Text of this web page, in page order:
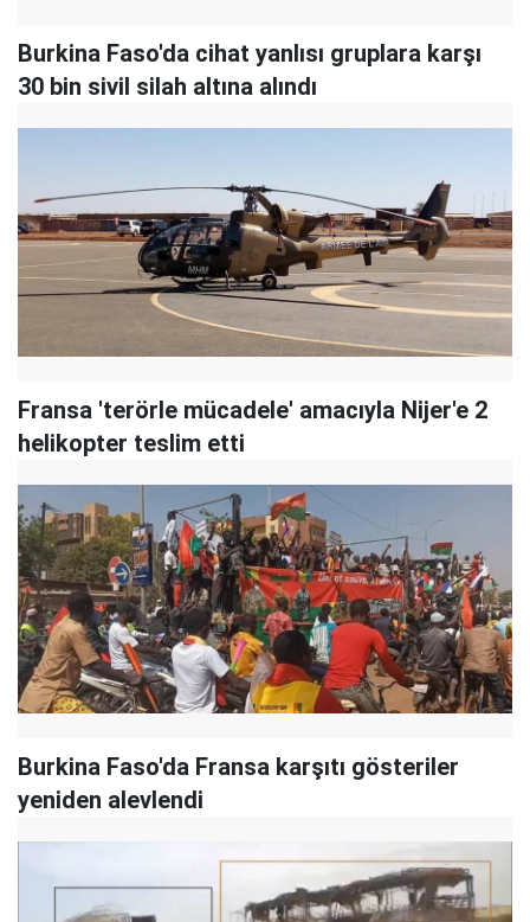
Burkina Faso'da cihat yanlısı gruplara karşı
30 bin sivil silah altına alındı
Fransa 'terörle mücadele' amacıyla Nijer'e 2
helikopter teslim etti
Burkina Faso'da Fransa karşıtı gösteriler
yeniden alevlendi